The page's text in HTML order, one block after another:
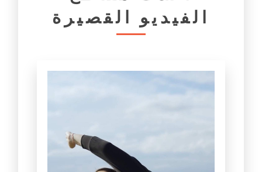
الفيديو القصيرة